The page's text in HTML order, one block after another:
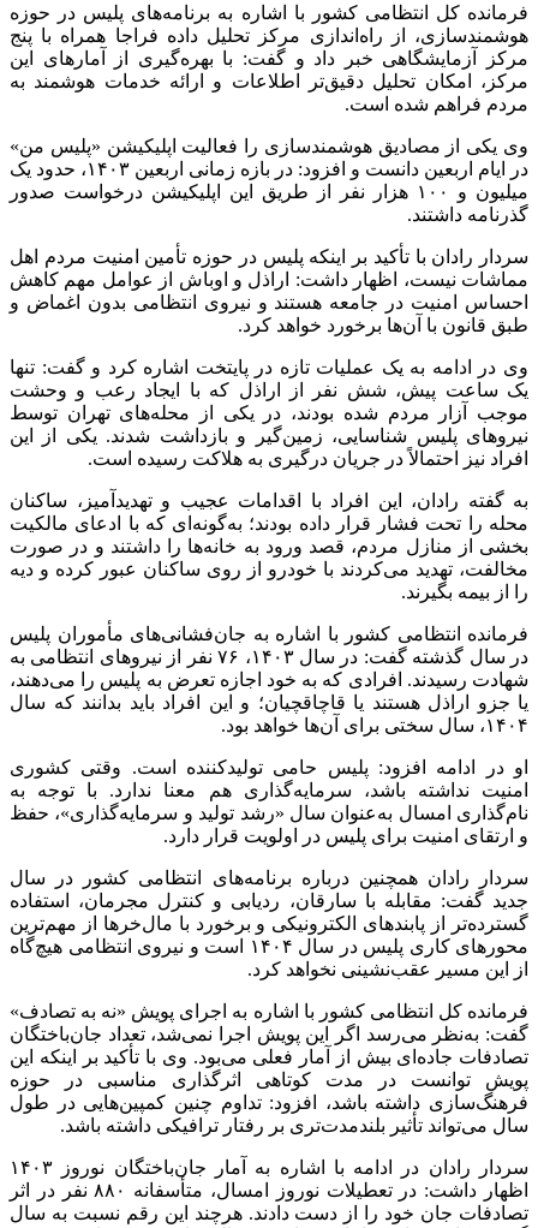
فرمانده کل انتظامی کشور با اشاره به برنامه‌های پلیس در حوزه
هوشمندسازی، از راه‌اندازی مرکز تحلیل داده فراجا همراه با پنج
مرکز آزمایشگاهی خبر داد و گفت: با بهره‌گیری از آمارهای این
مرکز، امکان تحلیل دقیق‌تر اطلاعات و ارائه خدمات هوشمند به
مردم فراهم شده است.
وی یکی از مصادیق هوشمندسازی را فعالیت اپلیکیشن «پلیس من»
در ایام اربعین دانست و افزود: در بازه زمانی اربعین ۱۴۰۳، حدود یک
میلیون و ۱۰۰ هزار نفر از طریق این اپلیکیشن درخواست صدور
گذرنامه داشتند.
سردار رادان با تأکید بر اینکه پلیس در حوزه تأمین امنیت مردم اهل
مماشات نیست، اظهار داشت: اراذل و اوباش از عوامل مهم کاهش
احساس امنیت در جامعه هستند و نیروی انتظامی بدون اغماض و
طبق قانون با آن‌ها برخورد خواهد کرد.
وی در ادامه به یک عملیات تازه در پایتخت اشاره کرد و گفت: تنها
یک ساعت پیش، شش نفر از اراذل که با ایجاد رعب و وحشت
موجب آزار مردم شده بودند، در یکی از محله‌های تهران توسط
نیروهای پلیس شناسایی، زمین‌گیر و بازداشت شدند. یکی از این
افراد نیز احتمالاً در جریان درگیری به هلاکت رسیده است.
به گفته رادان، این افراد با اقدامات عجیب و تهدیدآمیز، ساکنان
محله را تحت فشار قرار داده بودند؛ به‌گونه‌ای که با ادعای مالکیت
بخشی از منازل مردم، قصد ورود به خانه‌ها را داشتند و در صورت
مخالفت، تهدید می‌کردند با خودرو از روی ساکنان عبور کرده و دیه
را از بیمه بگیرند.
فرمانده انتظامی کشور با اشاره به جان‌فشانی‌های مأموران پلیس
در سال گذشته گفت: در سال ۱۴۰۳، ۷۶ نفر از نیروهای انتظامی به
شهادت رسیدند. افرادی که به خود اجازه تعرض به پلیس را می‌دهند،
یا جزو اراذل هستند یا قاچاقچیان؛ و این افراد باید بدانند که سال
۱۴۰۴، سال سختی برای آن‌ها خواهد بود.
او در ادامه افزود: پلیس حامی تولیدکننده است. وقتی کشوری
امنیت نداشته باشد، سرمایه‌گذاری هم معنا ندارد. با توجه به
نام‌گذاری امسال به‌عنوان سال «رشد تولید و سرمایه‌گذاری»، حفظ
و ارتقای امنیت برای پلیس در اولویت قرار دارد.
سردار رادان همچنین درباره برنامه‌های انتظامی کشور در سال
جدید گفت: مقابله با سارقان، ردیابی و کنترل مجرمان، استفاده
گسترده‌تر از پابندهای الکترونیکی و برخورد با مال‌خرها از مهم‌ترین
محورهای کاری پلیس در سال ۱۴۰۴ است و نیروی انتظامی هیچ‌گاه
از این مسیر عقب‌نشینی نخواهد کرد.
فرمانده کل انتظامی کشور با اشاره به اجرای پویش «نه به تصادف»
گفت: به‌نظر می‌رسد اگر این پویش اجرا نمی‌شد، تعداد جان‌باختگان
تصادفات جاده‌ای بیش از آمار فعلی می‌بود. وی با تأکید بر اینکه این
پویش توانست در مدت کوتاهی اثرگذاری مناسبی در حوزه
فرهنگ‌سازی داشته باشد، افزود: تداوم چنین کمپین‌هایی در طول
سال می‌تواند تأثیر بلندمدت‌تری بر رفتار ترافیکی داشته باشد.
سردار رادان در ادامه با اشاره به آمار جان‌باختگان نوروز ۱۴۰۳
اظهار داشت: در تعطیلات نوروز امسال، متأسفانه ۸۸۰ نفر در اثر
تصادفات جان خود را از دست دادند. هرچند این رقم نسبت به سال